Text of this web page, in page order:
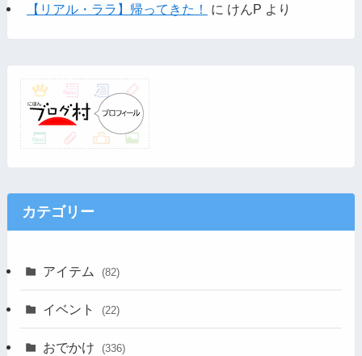
【リアル・ララ】帰ってきた！ に けんP より
カテゴリー
アイテム (82)
イベント (22)
おでかけ (336)